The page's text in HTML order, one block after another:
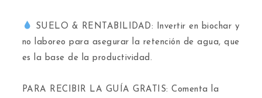
SUELO & RENTABILIDAD: Invertir en biochar y
no laboreo para asegurar la retención de agua, que
es la base de la productividad.
​PARA RECIBIR LA GUÍA GRATIS: Comenta la